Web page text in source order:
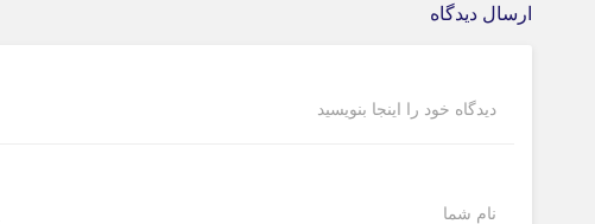
ارسال دیدگاه
دیدگاه خود را اینجا بنویسید
نام شما